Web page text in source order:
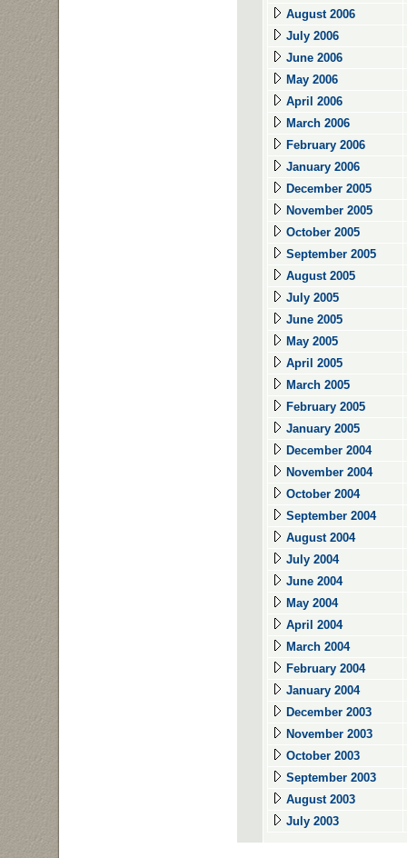
August 2006
July 2006
June 2006
May 2006
April 2006
March 2006
February 2006
January 2006
December 2005
November 2005
October 2005
September 2005
August 2005
July 2005
June 2005
May 2005
April 2005
March 2005
February 2005
January 2005
December 2004
November 2004
October 2004
September 2004
August 2004
July 2004
June 2004
May 2004
April 2004
March 2004
February 2004
January 2004
December 2003
November 2003
October 2003
September 2003
August 2003
July 2003